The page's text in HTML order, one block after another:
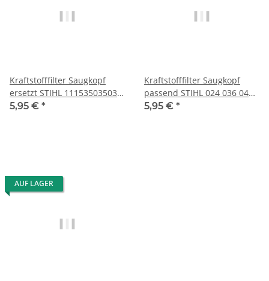
Kraftstofffilter Saugkopf
ersetzt STIHL 11153503503
1115 350 3503
5,95 € *
Kraftstofffilter Saugkopf
passend STIHL 024 036 044
066 MS240
5,95 € *
AUF LAGER